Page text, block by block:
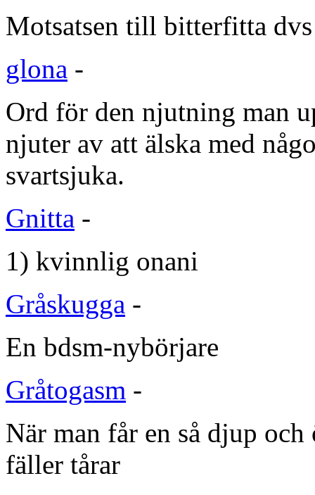
Motsatsen till bitterfitta
glona -
Ord för den njutning man
njuter av att älska med
svartsjuka.
Gnitta -
1) kvinnlig onani
Gråskugga -
En bdsm-nybörjare
Gråtogasm -
När man får en så djup
fäller tårar